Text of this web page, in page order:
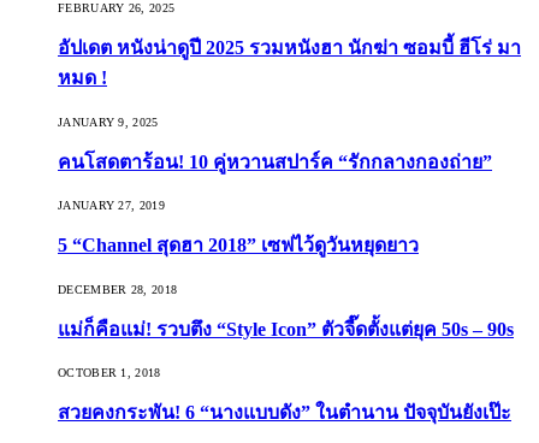
FEBRUARY 26, 2025
อัปเดต หนังน่าดูปี 2025 รวมหนังฮา นักฆ่า ซอมบี้ ฮีโร่ มา
หมด !
JANUARY 9, 2025
คนโสดตาร้อน! 10 คู่หวานสปาร์ค “รักกลางกองถ่าย”
JANUARY 27, 2019
5 “Channel สุดฮา 2018” เซฟไว้ดูวันหยุดยาว
DECEMBER 28, 2018
แม่ก็คือแม่! รวบตึง “Style Icon” ตัวจี๊ดตั้งแต่ยุค 50s – 90s
OCTOBER 1, 2018
สวยคงกระพัน! 6 “นางแบบดัง” ในตำนาน ปัจจุบันยังเป๊ะ